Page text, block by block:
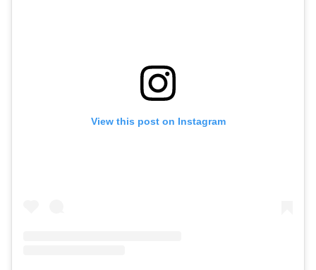
View this post on Instagram